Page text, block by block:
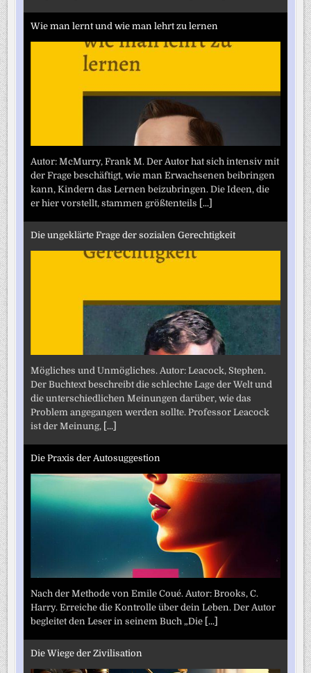
Wie man lernt und wie man lehrt zu lernen
Autor: McMurry, Frank M. Der Autor hat sich intensiv mit
der Frage beschäftigt, wie man Erwachsenen beibringen
kann, Kindern das Lernen beizubringen. Die Ideen, die
er hier vorstellt, stammen größtenteils [...]
Die ungeklärte Frage der sozialen Gerechtigkeit
Mögliches und Unmögliches. Autor: Leacock, Stephen.
Der Buchtext beschreibt die schlechte Lage der Welt und
die unterschiedlichen Meinungen darüber, wie das
Problem angegangen werden sollte. Professor Leacock
ist der Meinung, [...]
Die Praxis der Autosuggestion
Nach der Methode von Emile Coué. Autor: Brooks, C.
Harry. Erreiche die Kontrolle über dein Leben. Der Autor
begleitet den Leser in seinem Buch „Die [...]
Die Wiege der Zivilisation